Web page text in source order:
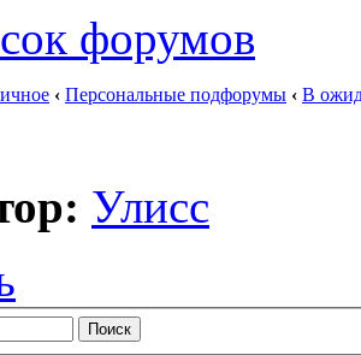
форумов
‹ Персональные подфорумы ‹ В
Улисс